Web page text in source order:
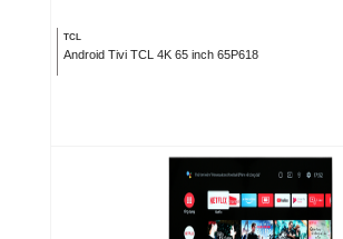
TCL
Android Tivi TCL 4K 65 inch 65P618